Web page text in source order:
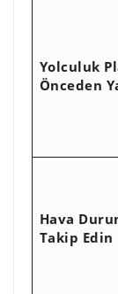
Yolculuk
Önceden
Hava
Takip Edin